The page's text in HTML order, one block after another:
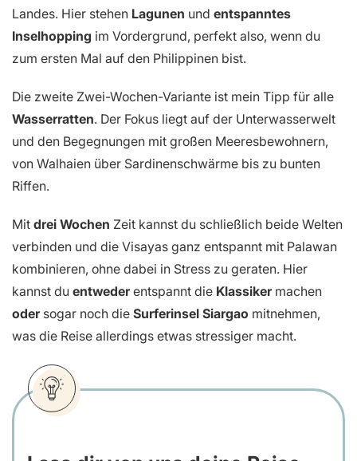
Landes. Hier stehen Lagunen und entspanntes
Inselhopping im Vordergrund, perfekt also, wenn du
zum ersten Mal auf den Philippinen bist.
Die zweite Zwei-Wochen-Variante ist mein Tipp für alle
Wasserratten. Der Fokus liegt auf der Unterwasserwelt
und den Begegnungen mit großen Meeresbewohnern,
von Walhaien über Sardinenschwärme bis zu bunten
Riffen.
Mit drei Wochen Zeit kannst du schließlich beide Welten
verbinden und die Visayas ganz entspannt mit Palawan
kombinieren, ohne dabei in Stress zu geraten. Hier
kannst du entwederentspannt die Klassikermachen
odersogar noch die Surferinsel Siargao mitnehmen,
was die Reise allerdings etwas stressiger macht.